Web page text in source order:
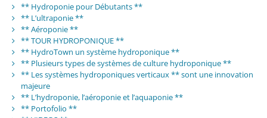
** Hydroponie pour Débutants **
** L’ultraponie **
** Aéroponie **
** TOUR HYDROPONIQUE **
** HydroTown un système hydroponique **
** Plusieurs types de systèmes de culture hydroponique **
** Les systèmes hydroponiques verticaux ** sont une innovation
majeure
** L’hydroponie, l’aéroponie et l’aquaponie **
** Portofolio **